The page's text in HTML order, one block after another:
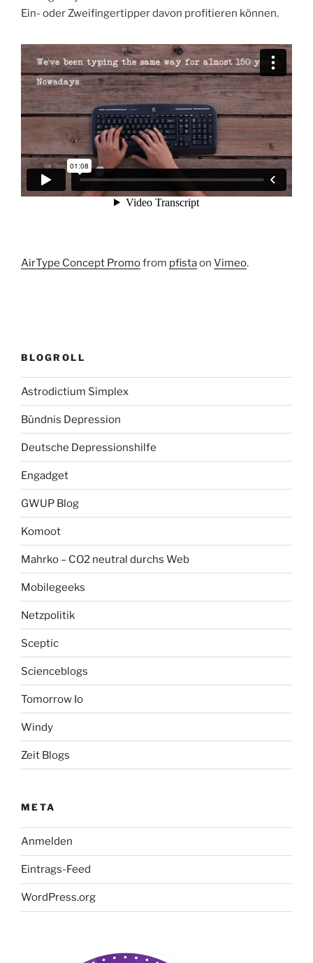
Ein- oder Zweifingertipper davon profitieren können.
AirType Concept Promofrom pfistaon Vimeo.
BLOGROLL
Astrodictium Simplex
Bündnis Depression
Deutsche Depressionshilfe
Engadget
GWUP Blog
Komoot
Mahrko – CO2 neutral durchs Web
Mobilegeeks
Netzpolitik
Sceptic
Scienceblogs
Tomorrow Io
Windy
Zeit Blogs
META
Anmelden
Eintrags-Feed
WordPress.org